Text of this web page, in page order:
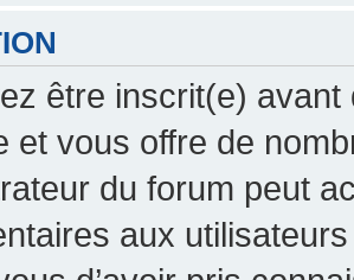
être inscrit(e) avant
et vous offre de
du forum peut
aux